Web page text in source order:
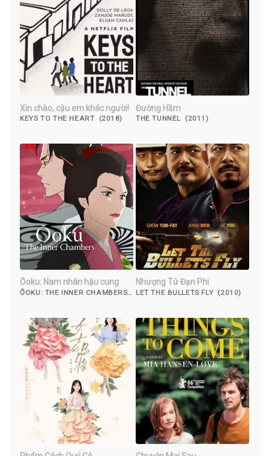
Xin chào, cậu em khác người!
KEYS TO THE HEART (2018)
Đường Hầm
THE TUNNEL (2011)
Ōoku: Nam nhân hậu cung
ŌOKU: THE INNER CHAMBERS
Nhượng Tử Đạn Phi
LET THE BULLETS FLY (2010)